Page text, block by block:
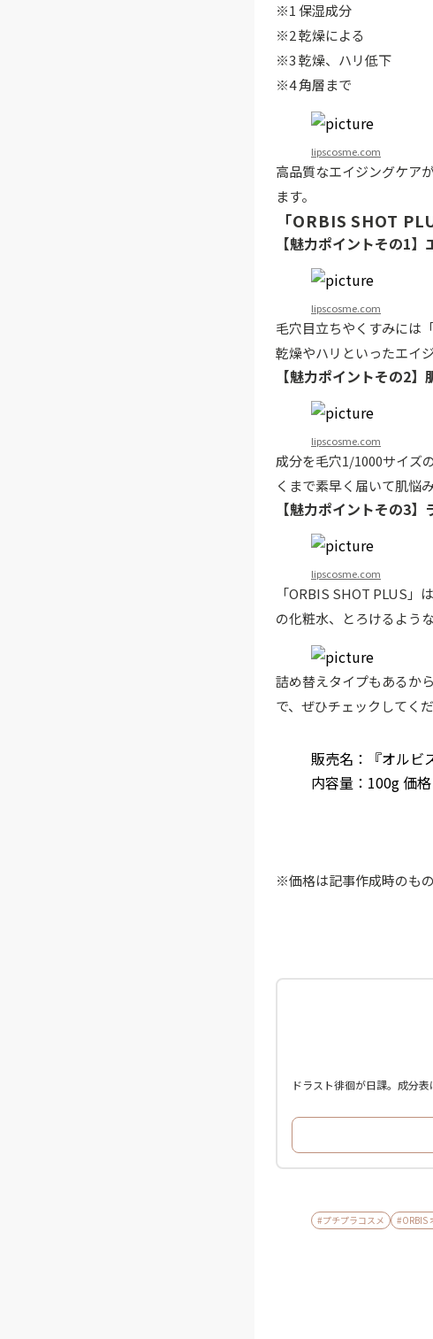
※1 保湿成分
※2 乾燥による
※3 乾燥、ハリ低下
※4 角層まで
lipscosme.com
高品質なエイジングケア
ます。
「ORBIS SHOT
【魅力ポイントその1
lipscosme.com
毛穴目立ちやくすみには
乾燥やハリといったエイ
【魅力ポイントその2
lipscosme.com
成分を毛穴1/1000サイズ
くまで素早く届いて肌悩
【魅力ポイントその3
lipscosme.com
「ORBIS SHOT PLUS
の化粧水、とろけるよう
詰め替えタイプもあるか
で、ぜひチェックしてく
販売名：『オル
内容量：100g 価
※価格は記事作成時のもの
ドラスト徘徊が日課。成分
#プチプラコスメ #ORBIS